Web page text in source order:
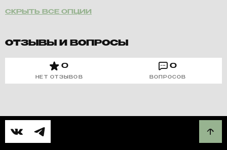
СКРЫТЬ ВСЕ ОПЦИИ
ОТЗЫВЫ И ВОПРОСЫ
0
НЕТ ОТЗЫВОВ
0
ВОПРОСОВ